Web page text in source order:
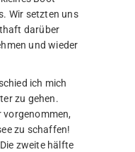
Wir setzten uns
darüber
und wieder
ich mich
zu gehen.
vorgenommen,
zu schaffen!
zweite hälfte